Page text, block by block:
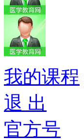
我的课程
退 出
官方号